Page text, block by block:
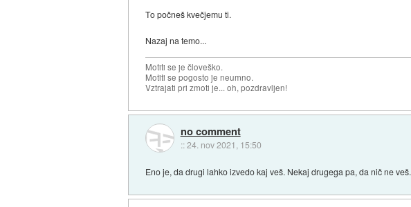
To počneš kvečjemu ti.
Nazaj na temo...
Motiti se je človeško.
Motiti se pogosto je neumno.
Vztrajati pri zmoti je... oh, pozdravljen!
no comment
::24. nov 2021, 15:50
Eno je, da drugi lahko izvedo kaj veš. Nekaj drugega pa, da nič ne veš.